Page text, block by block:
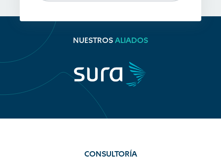
NUESTROS ALIADOS
CONSULTORÍA